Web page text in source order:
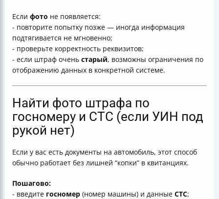
Если фото не появляется:
- повторите попытку позже — иногда информация
подтягивается не мгновенно;
- проверьте корректность реквизитов;
- если штраф очень старый, возможны ограничения по
отображению данных в конкретной системе.
Найти фото штрафа по
госномеру и СТС (если УИН под
рукой нет)
Если у вас есть документы на автомобиль, этот способ
обычно работает без лишней “копки” в квитанциях.
Пошагово:
- введите госномер (номер машины) и данные СТС;